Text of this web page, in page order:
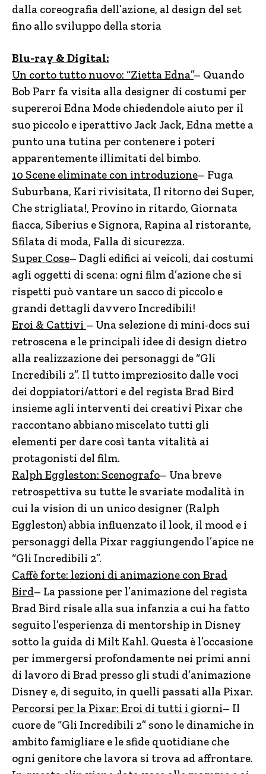
dalla coreografia dell’azione, al design del set
fino allo sviluppo della storia
Blu-ray & Digital:
Un corto tutto nuovo: “Zietta Edna”– Quando
Bob Parr fa visita alla designer di costumi per
supereroi Edna Mode chiedendole aiuto per il
suo piccolo e iperattivo Jack Jack, Edna mette a
punto una tutina per contenere i poteri
apparentemente illimitati del bimbo.
10 Scene eliminate con introduzione– Fuga
Suburbana, Kari rivisitata, Il ritorno dei Super,
Che strigliata!, Provino in ritardo, Giornata
fiacca, Siberius e Signora, Rapina al ristorante,
Sfilata di moda, Falla di sicurezza.
Super Cose– Dagli edifici ai veicoli, dai costumi
agli oggetti di scena: ogni film d’azione che si
rispetti può vantare un sacco di piccolo e
grandi dettagli davvero Incredibili!
Eroi & Cattivi – Una selezione di mini-docs sui
retroscena e le principali idee di design dietro
alla realizzazione dei personaggi de “Gli
Incredibili 2”. Il tutto impreziosito dalle voci
dei doppiatori/attori e del regista Brad Bird
insieme agli interventi dei creativi Pixar che
raccontano abbiano miscelato tutti gli
elementi per dare così tanta vitalità ai
protagonisti del film.
Ralph Eggleston: Scenografo– Una breve
retrospettiva su tutte le svariate modalità in
cui la vision di un unico designer (Ralph
Eggleston) abbia influenzato il look, il mood e i
personaggi della Pixar raggiungendo l’apice ne
“Gli Incredibili 2”.
Caffè forte: lezioni di animazione con Brad
Bird– La passione per l’animazione del regista
Brad Bird risale alla sua infanzia a cui ha fatto
seguito l’esperienza di mentorship in Disney
sotto la guida di Milt Kahl. Questa è l’occasione
per immergersi profondamente nei primi anni
di lavoro di Brad presso gli studi d’animazione
Disney e, di seguito, in quelli passati alla Pixar.
Percorsi per la Pixar: Eroi di tutti i giorni– Il
cuore de “Gli Incredibili 2” sono le dinamiche in
ambito famigliare e le sfide quotidiane che
ogni genitore che lavora si trova ad affrontare.